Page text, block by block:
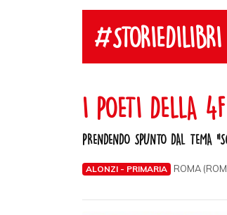
#STORIEDILIBRI
I POETI DELLA 4F
PRENDENDO SPUNTO DAL TEMA
ALONZI - PRIMARIA ROMA